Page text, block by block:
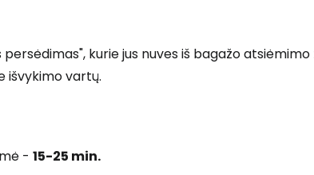
kurie jus nuves iš bagažo
išvykimo vartų.
- 15-25 min.
prie